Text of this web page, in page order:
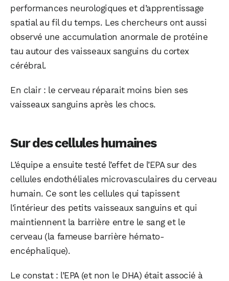
performances neurologiques et d’apprentissage
spatial au fil du temps. Les chercheurs ont aussi
observé une accumulation anormale de protéine
tau autour des vaisseaux sanguins du cortex
cérébral.
En clair : le cerveau réparait moins bien ses
vaisseaux sanguins après les chocs.
Sur des cellules humaines
L’équipe a ensuite testé l’effet de l’EPA sur des
cellules endothéliales microvasculaires du cerveau
humain. Ce sont les cellules qui tapissent
l’intérieur des petits vaisseaux sanguins et qui
maintiennent la barrière entre le sang et le
cerveau (la fameuse barrière hémato-
encéphalique).
Le constat : l’EPA (et non le DHA) était associé à